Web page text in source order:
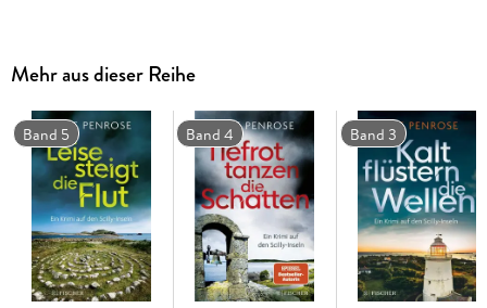
wird, ist Ben klar, dass Jez einem Verbrechen zum Opfer
umso näher kommt er selbst den gefährlichen Fluten.
Mehr aus dieser Reihe
Band 5 Band 4 Band 3